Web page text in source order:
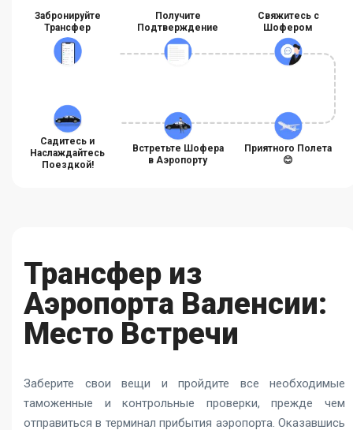
Забронируйте
Трансфер
Получите
Подтверждение
Свяжитесь с
Шофером
Садитесь и
Наслаждайтесь
Поездкой!
Встретьте Шофера
в Аэропорту
Приятного Полета
😊
Трансфер из
Аэропорта Валенсии:
Место Встречи
Заберите свои вещи и пройдите все необходимые
таможенные и контрольные проверки, прежде чем
отправиться в терминал прибытия аэропорта. Оказавшись